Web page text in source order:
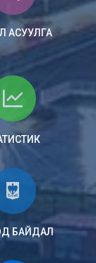
АСУУЛГА
БАЙДАЛ